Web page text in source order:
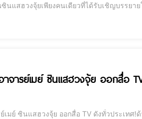
ซินแสฮวงจุ้ยเพียงคนเดียวที่ได้รับเชิญบรรย
จารย์เมย์ ซินแสฮวงจุ้ย ออกสื่อ
มย์ ซินแสฮวงจุ้ย ออกสื่อ TV ดังทั่วประเทศ!